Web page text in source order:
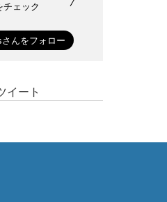
チェック
イート